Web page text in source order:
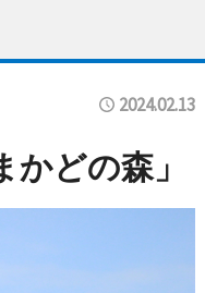
2024.02.13
どの森」